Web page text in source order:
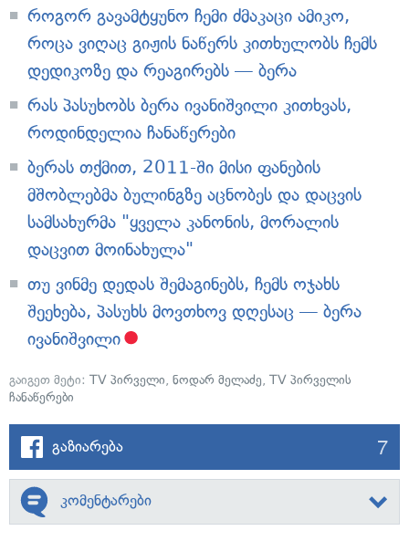
როგორ გავამტყუნო ჩემი ძმაკაცი ამიკო,
როცა ვიღაც გიჟის ნაწერს კითხულობს ჩემს
დედიკოზე და რეაგირებს — ბერა
რას პასუხობს ბერა ივანიშვილი კითხვას,
როდინდელია ჩანაწერები
ბერას თქმით, 2011-ში მისი ფანების
მშობლებმა ბულინგზე აცნობეს და დაცვის
სამსახურმა "ყველა კანონის, მორალის
დაცვით მოინახულა"
თუ ვინმე დედას შემაგინებს, ჩემს ოჯახს
შეეხება, პასუხს მოვთხოვ დღესაც — ბერა
ივანიშვილი
გაიგეთ მეტი: TV პირველი, ნოდარ მელაძე, TV პირველის
ჩანაწერები
გაზიარება 7
კომენტარები